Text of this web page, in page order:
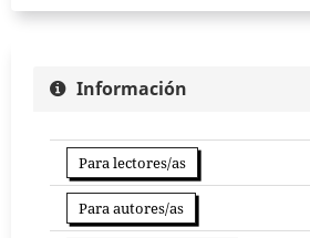
Información
Para lectores/as
Para autores/as